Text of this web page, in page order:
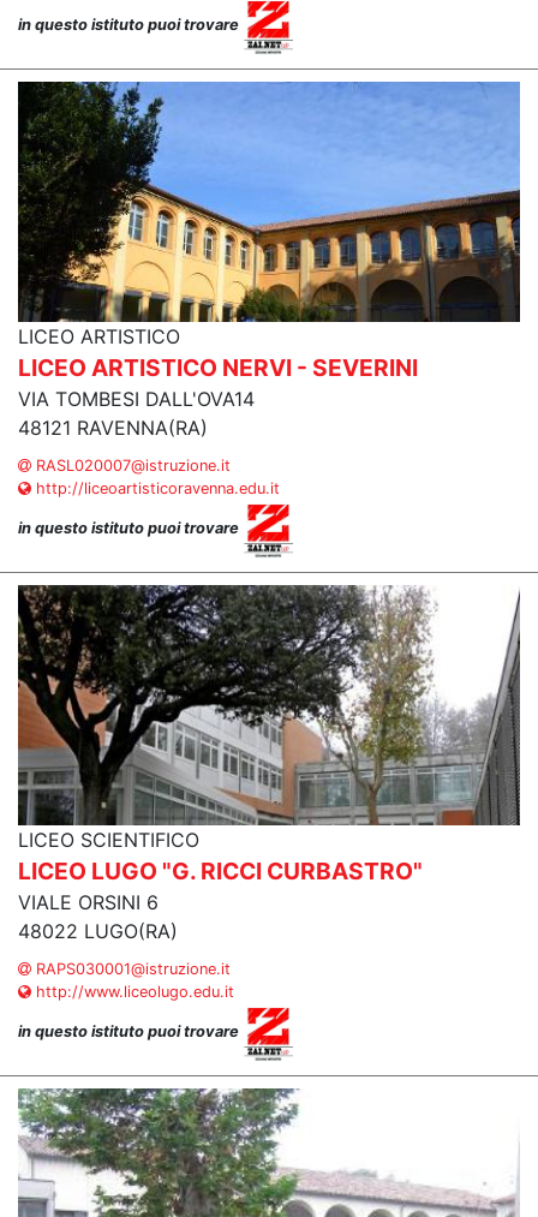
in questo istituto puoi trovare
LICEO ARTISTICO
LICEO ARTISTICO NERVI - SEVERINI
VIA TOMBESI DALL'OVA14
48121 RAVENNA(RA)
RASL020007@istruzione.it
http://liceoartisticoravenna.edu.it
in questo istituto puoi trovare
LICEO SCIENTIFICO
LICEO LUGO "G. RICCI CURBASTRO"
VIALE ORSINI 6
48022 LUGO(RA)
RAPS030001@istruzione.it
http://www.liceolugo.edu.it
in questo istituto puoi trovare